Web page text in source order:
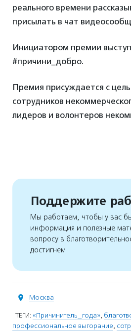
реального времени
присылать в чат
Инициатором премии
#причини_добро.
Премия присуждается с
сотрудников
лидеров и волонтеров
Поддержите
Мы работаем, чтобы у вас
информация и полезные
вопросу в
достигнем
Москва
ТЕГИ: «Причинитель_года»,
профессиональное выгорание,